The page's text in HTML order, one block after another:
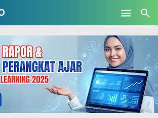
Skip to main content